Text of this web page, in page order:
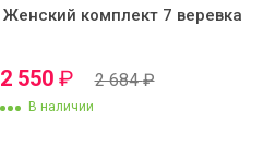
Женский комплект 7 веревка
2 550 ₽ 2 684₽
В наличии